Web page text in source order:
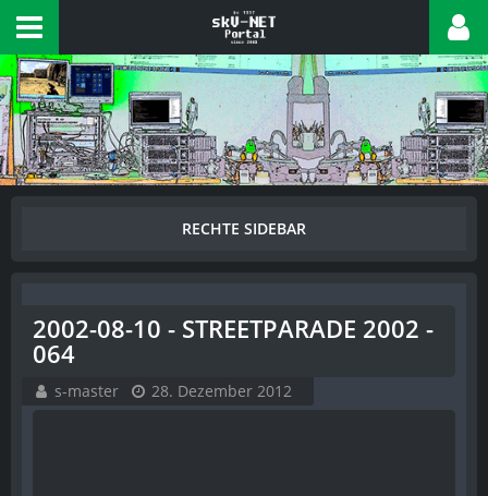
2002-08-10 - STREETPARADE 2002 -
064
s-master 28. Dezember 2012